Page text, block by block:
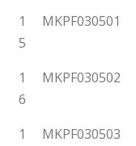
1
5
MKPF030501
1
6
MKPF030502
1
MKPF030503